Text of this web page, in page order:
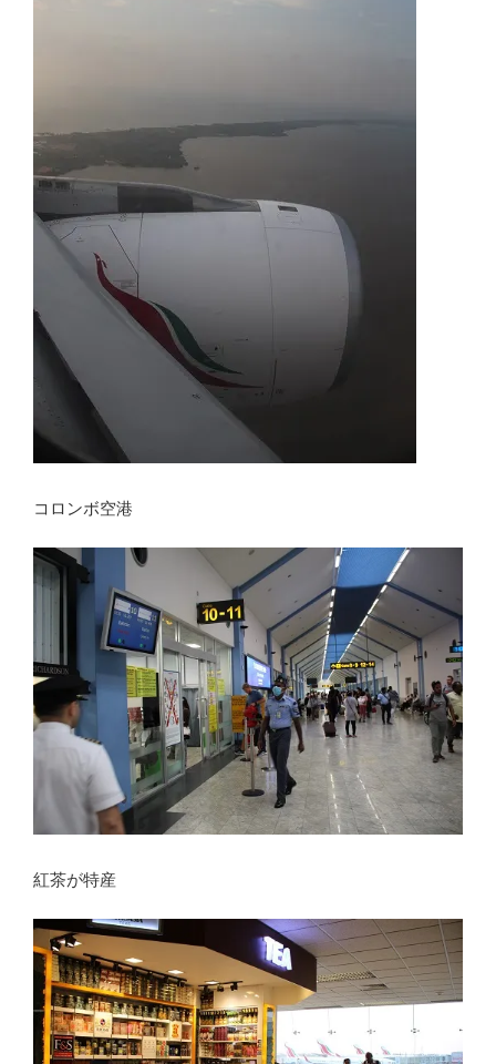
コロンボ空港
紅茶が特産